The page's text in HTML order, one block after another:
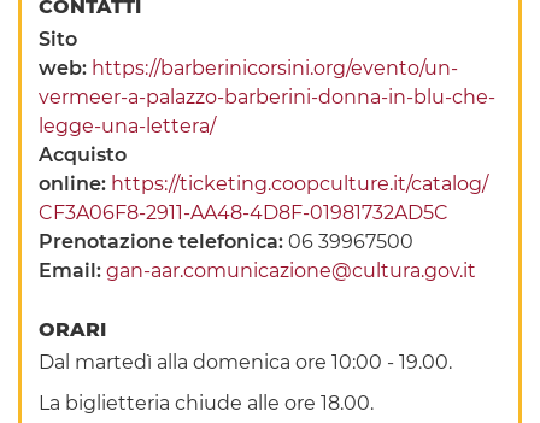
CONTATTI
Sito
web: https://barberinicorsini.org/evento/un-
vermeer-a-palazzo-barberini-donna-in-blu-che-
legge-una-lettera/
Acquisto
online: https://ticketing.coopculture.it/catalog/
CF3A06F8-2911-AA48-4D8F-01981732AD5C
Prenotazione telefonica:06 39967500
Email:gan-aar.comunicazione@cultura.gov.it
ORARI
Dal martedì alla domenica ore 10:00 - 19.00.
La biglietteria chiude alle ore 18.00.